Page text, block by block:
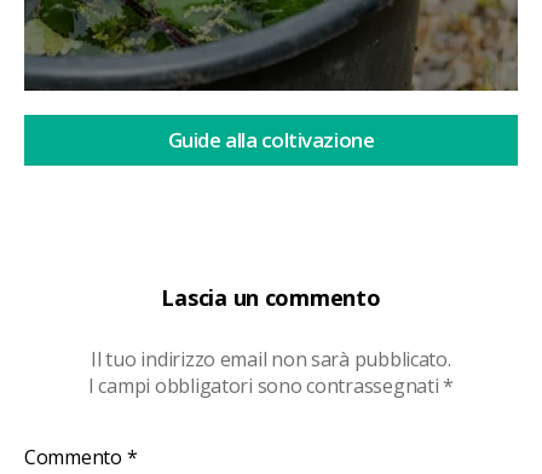
Lascia un commento
Il tuo indirizzo email non sarà pubblicato.
I campi obbligatori sono contrassegnati*
Commento *
Guide alla coltivazione